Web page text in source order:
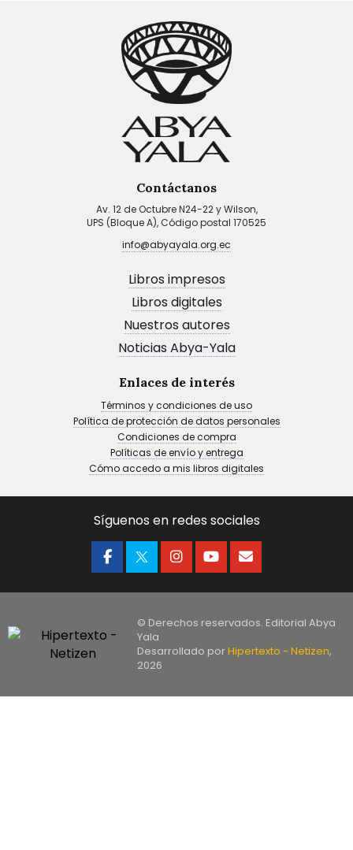
Contáctanos
Av. 12 de Octubre N24-22 y Wilson,
UPS (Bloque A), Código postal 170525
info@abyayala.org.ec
Libros impresos
Libros digitales
Nuestros autores
Noticias Abya-Yala
Enlaces de interés
Términos y condiciones de uso
Política de protección de datos personales
Condiciones de compra
Políticas de envío y entrega
Cómo accedo a mis libros digitales
Síguenos en redes sociales
© Derechos reservados. Editorial Abya
Yala
Desarrollado porHipertexto - Netizen,
2026